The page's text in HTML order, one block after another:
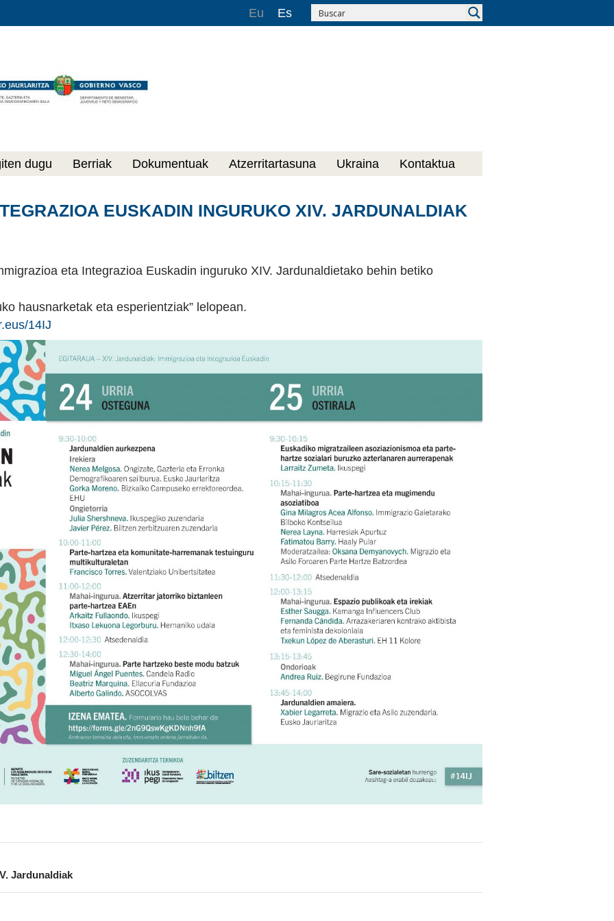
Eu Es
dugu Berriak Dokumentuak Atzerritartasuna Ukraina Kontaktua
EUSKADIN INGURUKO XIV. JARDUNALDIAK
eta Integrazioa Euskadin inguruko XIV. Jardunaldietako behin betiko
hausnarketak eta esperientziak” lelopean.
14IJ
Jardunaldiak